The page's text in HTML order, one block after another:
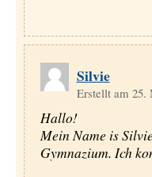
Silvie
Erstellt am 25.
Hallo!
Mein Name is
Gymnazium. Ich